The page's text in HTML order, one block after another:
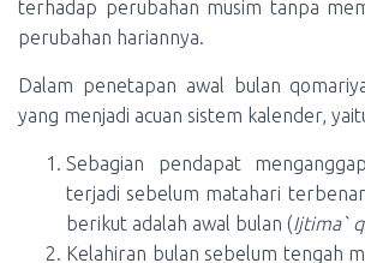
terhadap perubahan musim tanpa
perubahan hariannya.
Dalam penetapan awal bulan
yang menjadi acuan sistem kalender,
Sebagian pendapat
terjadi sebelum matahari
berikut adalah awal bulan (Ijtima`
Kelahiran bulan sebelum tengah